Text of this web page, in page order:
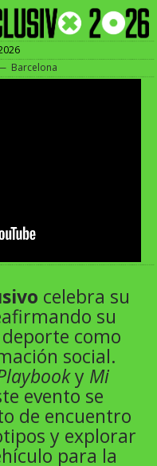
Barcelona
celebra su
su
como
social.
y Mi
evento se
de encuentro
y explorar
para la